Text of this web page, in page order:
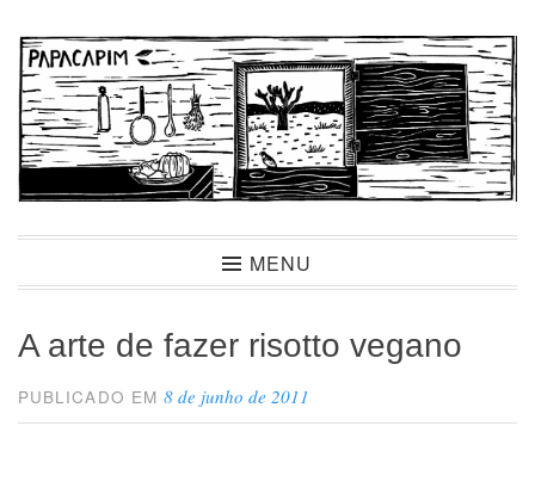
para
conteúdo
PapacapimMENU
A arte de fazer risotto vegano
PUBLICADO EM8 de junho de 2011